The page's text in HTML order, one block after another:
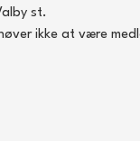
st.
ikke at være